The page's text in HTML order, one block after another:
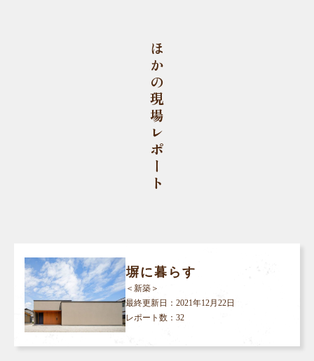
ほかの現場レポート
塀に暮らす
＜新築＞
最終更新日： 2021年12月22日
レポート数：32